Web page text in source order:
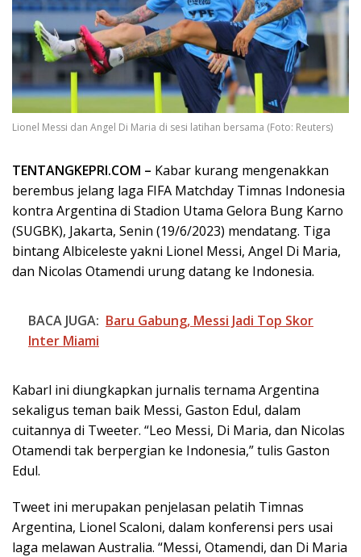
Lionel Messi dan Angel Di Maria di sesi latihan bersama (Foto: Reuters)
TENTANGKEPRI.COM – Kabar kurang mengenakkan
berembus jelang laga FIFA Matchday Timnas Indonesia
kontra Argentina di Stadion Utama Gelora Bung Karno
(SUGBK), Jakarta, Senin (19/6/2023) mendatang. Tiga
bintang Albiceleste yakni Lionel Messi, Angel Di Maria,
dan Nicolas Otamendi urung datang ke Indonesia.
BACA JUGA: Baru Gabung, Messi Jadi Top Skor
Inter Miami
Kabarl ini diungkapkan jurnalis ternama Argentina
sekaligus teman baik Messi, Gaston Edul, dalam
cuitannya di Tweeter. “Leo Messi, Di Maria, dan Nicolas
Otamendi tak berpergian ke Indonesia,” tulis Gaston
Edul.
Tweet ini merupakan penjelasan pelatih Timnas
Argentina, Lionel Scaloni, dalam konferensi pers usai
laga melawan Australia. “Messi, Otamendi, dan Di Maria